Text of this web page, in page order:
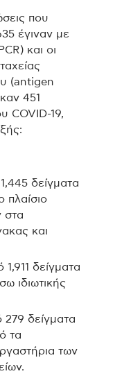
που
έγιναν με
και οι
(antigen
451
COVID-19,
δείγματα
πλαίσιο
στα
και
δείγματα
ιδιωτικής
δείγματα
τα
των